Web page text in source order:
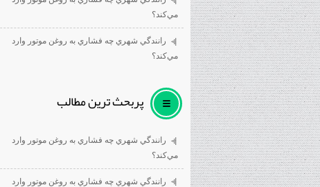
مي‌كند؟
رانندگي شهري چه فشاري به روغن موتور وارد
مي‌كند؟
پربحث ترين مطالب
رانندگي شهري چه فشاري به روغن موتور وارد
مي‌كند؟
رانندگي شهري چه فشاري به روغن موتور وارد